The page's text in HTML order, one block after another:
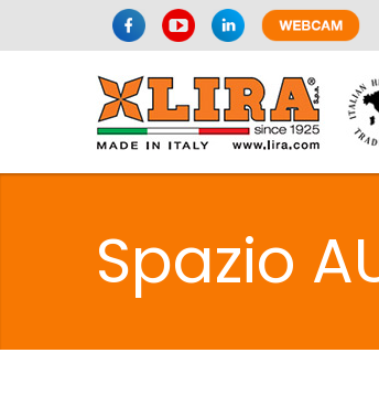
Spazio